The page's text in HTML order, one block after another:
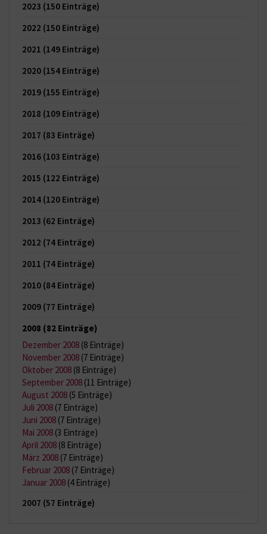
2023 (150 Einträge)
2022 (150 Einträge)
2021 (149 Einträge)
2020 (154 Einträge)
2019 (155 Einträge)
2018 (109 Einträge)
2017 (83 Einträge)
2016 (103 Einträge)
2015 (122 Einträge)
2014 (120 Einträge)
2013 (62 Einträge)
2012 (74 Einträge)
2011 (74 Einträge)
2010 (84 Einträge)
2009 (77 Einträge)
2008 (82 Einträge)
Dezember 2008 (8 Einträge)
November 2008 (7 Einträge)
Oktober 2008 (8 Einträge)
September 2008 (11 Einträge)
August 2008 (5 Einträge)
Juli 2008 (7 Einträge)
Juni 2008 (7 Einträge)
Mai 2008 (3 Einträge)
April 2008 (8 Einträge)
März 2008 (7 Einträge)
Februar 2008 (7 Einträge)
Januar 2008 (4 Einträge)
2007 (57 Einträge)